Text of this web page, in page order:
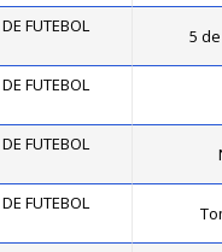
FUTEBOL
5
FUTEBOL
FUTEBOL
FUTEBOL